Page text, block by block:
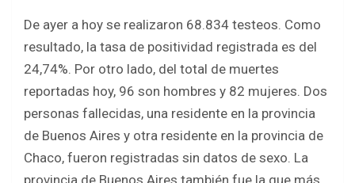
De ayer a hoy se realizaron 68.834 testeos. Como
resultado, la tasa de positividad registrada es del
24,74%. Por otro lado, del total de muertes
reportadas hoy, 96 son hombres y 82 mujeres. Dos
personas fallecidas, una residente en la provincia
de Buenos Aires y otra residente en la provincia de
Chaco, fueron registradas sin datos de sexo. La